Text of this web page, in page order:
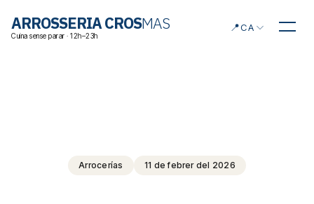
ARROSSERIA CROSMAS
Cuina sense parar · 12h–23h
Triar idioma
📍CA
Arrocerías 11 de febrer del 2026